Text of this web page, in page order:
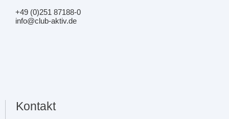
+49 (0)251 87188-0
info@club-aktiv.de
Kontakt